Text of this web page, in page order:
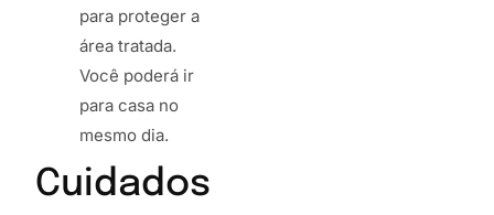
para proteger a
área tratada.
Você poderá ir
para casa no
mesmo dia.
Cuidados